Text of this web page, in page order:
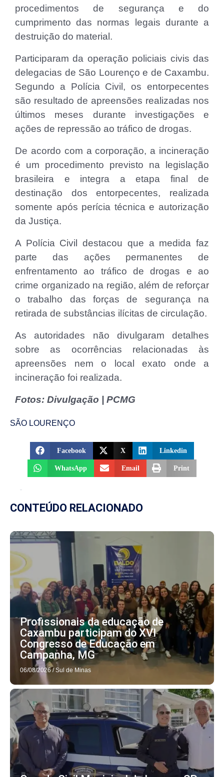
procedimentos de segurança e do
cumprimento das normas legais durante a
destruição do material.
Participaram da operação policiais civis das
delegacias de São Lourenço e de Caxambu.
Segundo a Polícia Civil, os entorpecentes
são resultado de apreensões realizadas nos
últimos meses durante investigações e
ações de repressão ao tráfico de drogas.
De acordo com a corporação, a incineração
é um procedimento previsto na legislação
brasileira e integra a etapa final de
destinação dos entorpecentes, realizada
somente após perícia técnica e autorização
da Justiça.
A Polícia Civil destacou que a medida faz
parte das ações permanentes de
enfrentamento ao tráfico de drogas e ao
crime organizado na região, além de reforçar
o trabalho das forças de segurança na
retirada de substâncias ilícitas de circulação.
As autoridades não divulgaram detalhes
sobre as ocorrências relacionadas às
apreensões nem o local exato onde a
incineração foi realizada.
Fotos: Divulgação | PCMG
SÃO LOURENÇO
Facebook X Linkedin
WhatsApp Email Print
CONTEÚDO RELACIONADO
Profissionais da educação de
Caxambu participam do XVI
Congresso de Educação em
Campanha, MG
06/08/2026 / Sul de Minas